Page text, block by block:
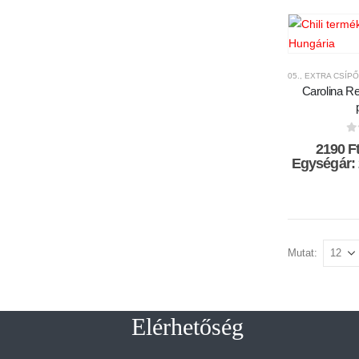
05., EXTRA
Carolina
2190
Egységár:
Mutat:
Elérhetőség